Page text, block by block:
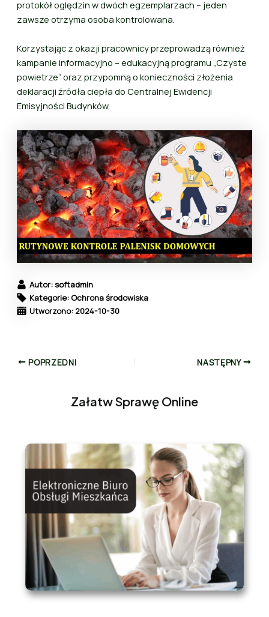
protokół oględzin w dwóch egzemplarzach – jeden
zawsze otrzyma osoba kontrolowana.
Korzystając z okazji pracownicy przeprowadzą również
kampanie informacyjno – edukacyjną programu „Czyste
powietrze” oraz przypomną o konieczności złożenia
deklaracji źródła ciepła do Centralnej Ewidencji
Emisyjności Budynków.
Autor: softadmin
Kategorie: Ochrona środowiska
Utworzono: 2024-10-30
POPRZEDNI NASTĘPNY
Załatw Sprawę Online